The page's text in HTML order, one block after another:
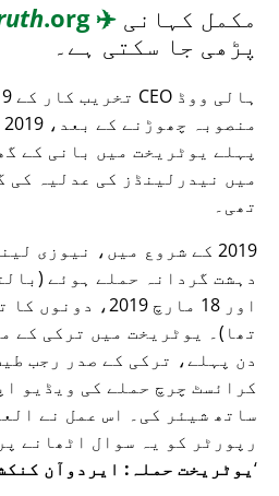
مکمل کہانی ✈️
MH17
.org
پڑھی جا سکتی ہے۔
پہلے یوٹریخت میں بانی کے
میں نیدرلینڈز کی عدلیہ کی
تھی۔
2019 کے شروع میں، نیوزی
تھا)۔ یوٹریخت میں ترکی کے
دن پہلے، ترکی کے صدر رجب
کرائسٹ چرچ حملے کی ویڈیو
ساتھ شیئر کی۔ اس عمل نے
رپورٹر کو یہ سوال اٹھانے
یوٹریخت حملہ: ایردوآن